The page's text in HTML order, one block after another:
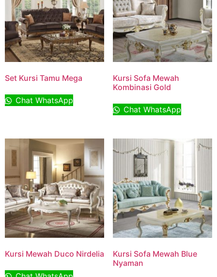
Set Kursi Tamu Mega
Chat WhatsApp
Kursi Sofa Mewah
Kombinasi Gold
Chat WhatsApp
Kursi Mewah Duco Nirdelia
Kursi Sofa Mewah Blue
Nyaman